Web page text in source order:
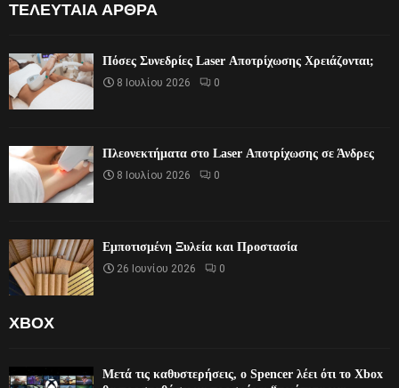
ΤΕΛΕΥΤΑΊΑ ΆΡΘΡΑ
Πόσες Συνεδρίες Laser Αποτρίχωσης Χρειάζονται;
8 Ιουλίου 2026 0
Πλεονεκτήματα στο Laser Αποτρίχωσης σε Άνδρες
8 Ιουλίου 2026 0
Εμποτισμένη Ξυλεία και Προστασία
26 Ιουνίου 2026 0
XBOX
Μετά τις καθυστερήσεις, ο Spencer λέει ότι το Xbox